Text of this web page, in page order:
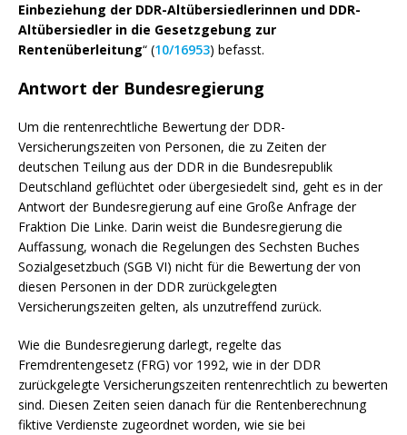
Einbeziehung der DDR-Altübersiedlerinnen und DDR-
Altübersiedler in die Gesetzgebung zur
Rentenüberleitung“ (10/16953) befasst.
Antwort der Bundesregierung
Um die rentenrechtliche Bewertung der DDR-
Versicherungszeiten von Personen, die zu Zeiten der
deutschen Teilung aus der DDR in die Bundesrepublik
Deutschland geflüchtet oder übergesiedelt sind, geht es in der
Antwort der Bundesregierung auf eine Große Anfrage der
Fraktion Die Linke. Darin weist die Bundesregierung die
Auffassung, wonach die Regelungen des Sechsten Buches
Sozialgesetzbuch (SGB VI) nicht für die Bewertung der von
diesen Personen in der DDR zurückgelegten
Versicherungszeiten gelten, als unzutreffend zurück.
Wie die Bundesregierung darlegt, regelte das
Fremdrentengesetz (FRG) vor 1992, wie in der DDR
zurückgelegte Versicherungszeiten rentenrechtlich zu bewerten
sind. Diesen Zeiten seien danach für die Rentenberechnung
fiktive Verdienste zugeordnet worden, wie sie bei